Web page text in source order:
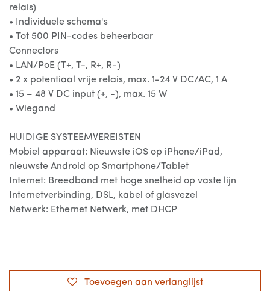
relais)
• Individuele schema's
• Tot 500 PIN-codes beheerbaar
Connectors
• LAN/PoE (T+, T-, R+, R-)
• 2 x potentiaal vrije relais, max. 1-24 V DC/AC, 1 A
• 15 – 48 V DC input (+, -), max. 15 W
• Wiegand
HUIDIGE SYSTEEMVEREISTEN
Mobiel apparaat: Nieuwste iOS op iPhone/iPad,
nieuwste Android op Smartphone/Tablet
Internet: Breedband met hoge snelheid op vaste lijn
Internetverbinding, DSL, kabel of glasvezel
Netwerk: Ethernet Netwerk, met DHCP
Toevoegen aan verlanglijst